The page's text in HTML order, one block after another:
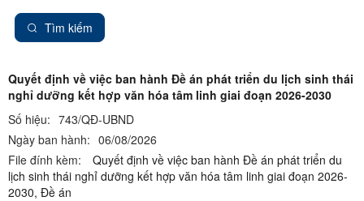
Tìm kiếm
Quyết định về việc ban hành Đề án phát triển du lịch sinh thái
nghỉ dưỡng kết hợp văn hóa tâm linh giai đoạn 2026-2030
Số hiệu: 743/QĐ-UBND
Ngày ban hành: 06/08/2026
File đính kèm:
Quyết định về việc ban hành Đề án phát triển du
lịch sinh thái nghỉ dưỡng kết hợp văn hóa tâm linh giai đoạn 2026-
2030, Đề án